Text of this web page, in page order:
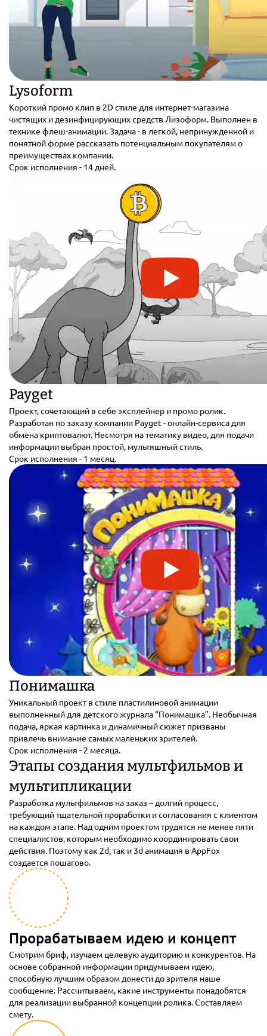
Lysoform
Короткий промо клип в 2D стиле для интернет-магазина
чистящих и дезинфицирующих средств Лизоформ. Выполнен в
технике флеш-анимации. Задача - в легкой, непринужденной и
понятной форме рассказать потенциальным покупателям о
преимуществах компании.
Срок исполнения - 14 дней.
Payget
Проект, сочетающий в себе эксплейнер и промо ролик.
Разработан по заказу компании Payget - онлайн-сервиса для
обмена криптовалют. Несмотря на тематику видео, для подачи
информации выбран простой, мультяшный стиль.
Срок исполнения - 1 месяц.
Понимашка
Уникальный проект в стиле пластилиновой анимации
выполненный для детского журнала “Понимашка”. Необычная
подача, яркая картинка и динамичный сюжет призваны
привлечь внимание самых маленьких зрителей.
Срок исполнения - 2 месяца.
Этапы создания мультфильмов и
мультипликации
Разработка мультфильмов на заказ – долгий процесс,
требующий тщательной проработки и согласования с клиентом
на каждом этапе. Над одним проектом трудятся не менее пяти
специалистов, которым необходимо координировать свои
действия. Поэтому как 2d, так и 3d анимация в AppFox
создается пошагово.
Прорабатываем идею и концепт
Смотрим бриф, изучаем целевую аудиторию и конкурентов. На
основе собранной информации придумываем идею,
способную лучшим образом донести до зрителя наше
сообщение. Рассчитываем, какие инструменты понадобятся
для реализации выбранной концепции ролика. Составляем
смету.